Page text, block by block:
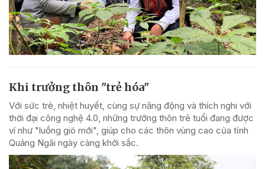
Khi trưởng thôn "trẻ hóa"
Với sức trẻ, nhiệt huyết, cùng sự năng động và thích nghi với
thời đại công nghệ 4.0, những trưởng thôn trẻ tuổi đang được
ví như "luồng gió mới", giúp cho các thôn vùng cao của tỉnh
Quảng Ngãi ngày càng khởi sắc.